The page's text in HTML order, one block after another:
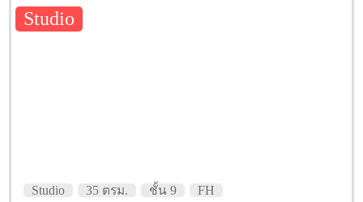
Studio
Studio 35 ตรม. ชั้น 9 FH